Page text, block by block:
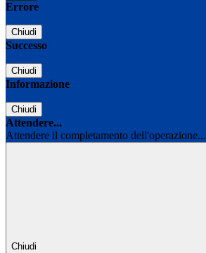
Errore
Chiudi
Successo
Chiudi
Informazione
Chiudi
Attendere...
Attendere il completamento dell'operazione...
Chiudi